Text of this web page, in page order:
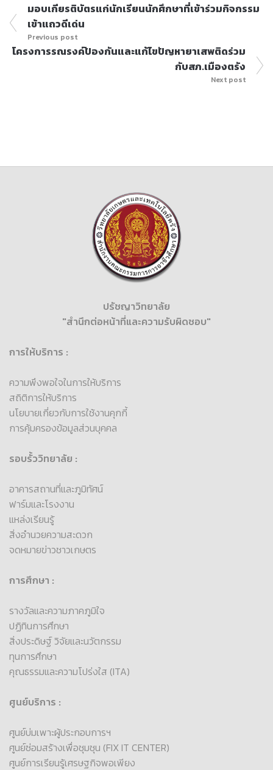
มอบเกียรติบัตรแก่นักเรียนนักศึกษาที่เข้าร่วมกิจกรรม
เข้าแถวดีเด่น
Previous post
โครงการรณรงค์ป้องกันและแก้ไขปัญหายาเสพติดร่วม
กับสภ.เมืองตรัง
Next post
ปรัชญาวิทยาลัย
"สำนึกต่อหน้าที่และความรับผิดชอบ"
การให้บริการ :
ความพึงพอใจในการให้บริการ
สถิติการให้บริการ
นโยบายเกี่ยวกับการใช้งานคุกกี้
การคุ้มครองข้อมูลส่วนบุคคล
รอบรั้ววิทยาลัย :
อาคารสถานที่และภูมิทัศน์
ฟาร์มและโรงงาน
แหล่งเรียนรู้
สิ่งอำนวยความสะดวก
จดหมายข่าวชาวเกษตร
การศึกษา :
รางวัลและความภาคภูมิใจ
ปฏิทินการศึกษา
สิ่งประดิษฐ์ วิจัยและนวัตกรรม
ทุนการศึกษา
คุณธรรมและความโปร่งใส (ITA)
ศูนย์บริการ :
ศูนย์บ่มเพาะผู้ประกอบการฯ
ศูนย์ซ่อมสร้างเพื่อชุมชุน (FIX IT CENTER)
ศูนย์การเรียนรู้เศรษฐกิจพอเพียง